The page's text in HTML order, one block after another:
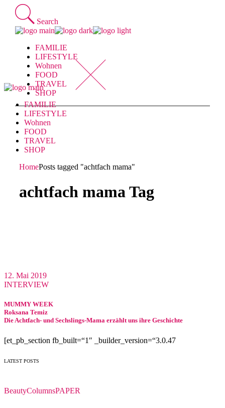
Skip
content
Search
FAMILIE
LIFESTYLE
Wohnen
FOOD
TRAVEL
SHOP
FAMILIE
LIFESTYLE
Wohnen
FOOD
TRAVEL
SHOP
HomePosts tagged "achtfach mama"
achtfach mama Tag
12. Mai 2019
INTERVIEW
MUMMY WEEK
Roksana Temiz
Die Achtfach- und Sechslings-Mama erzählt uns ihre Geschichte
[et_pb_section fb_built=“1″ _builder_version=“3.0.47
LATEST POSTS
BeautyColumnsPAPER